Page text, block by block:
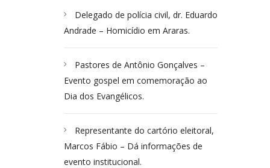
Delegado de polícia civil, dr. Eduardo
Andrade – Homicídio em Araras.
Pastores de Antônio Gonçalves –
Evento gospel em comemoração ao
Dia dos Evangélicos.
Representante do cartório eleitoral,
Marcos Fábio – Dá informações de
evento institucional.